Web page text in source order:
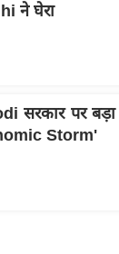
ने घेरा
सरकार पर बड़ा
Storm'